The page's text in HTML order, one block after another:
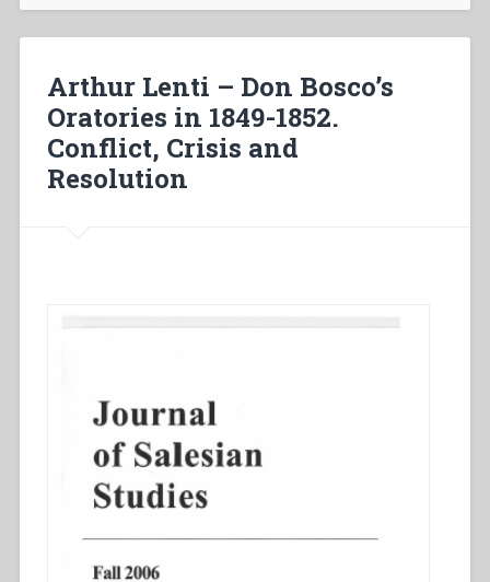
Arthur Lenti – Don Bosco’s
Oratories in 1849-1852.
Conflict, Crisis and
Resolution